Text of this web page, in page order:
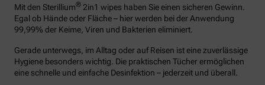
Mit den Sterillium® 2in1 wipes haben Sie einen sicheren Gewinn.
Egal ob Hände oder Fläche – hier werden bei der Anwendung
99,99% der Keime, Viren und Bakterien eliminiert.
Gerade unterwegs, im Alltag oder auf Reisen ist eine zuverlässige
Hygiene besonders wichtig. Die praktischen Tücher ermöglichen
eine schnelle und einfache Desinfektion – jederzeit und überall.